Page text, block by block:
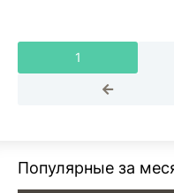
1
Популярные за